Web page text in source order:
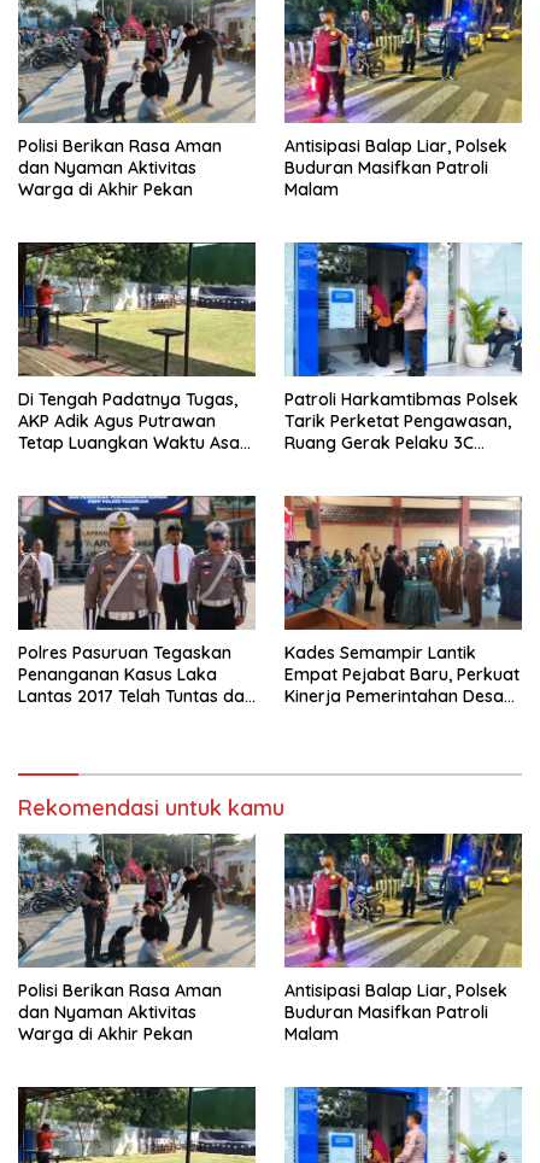
Polisi Berikan Rasa Aman
dan Nyaman Aktivitas
Warga di Akhir Pekan
Antisipasi Balap Liar, Polsek
Buduran Masifkan Patroli
Malam
Di Tengah Padatnya Tugas,
AKP Adik Agus Putrawan
Tetap Luangkan Waktu Asah
Patroli Harkamtibmas Polsek
Tarik Perketat Pengawasan,
Ruang Gerak Pelaku 3C
Polres Pasuruan Tegaskan
Penanganan Kasus Laka
Lantas 2017 Telah Tuntas dan
Kades Semampir Lantik
Empat Pejabat Baru, Perkuat
Kinerja Pemerintahan Desa
Rekomendasi untuk kamu
Polisi Berikan Rasa Aman
dan Nyaman Aktivitas
Warga di Akhir Pekan
Antisipasi Balap Liar, Polsek
Buduran Masifkan Patroli
Malam